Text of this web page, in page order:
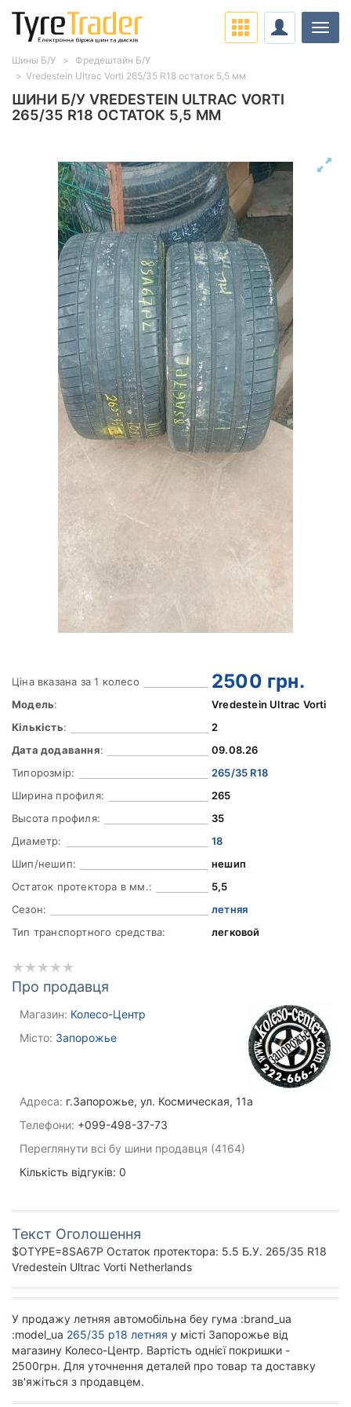
ШИНИ Б/У VREDESTEIN ULTRAC VORTI
265/35 R18 ОСТАТОК 5,5 ММ
Ціна вказана за 1 колесо 2500 грн.
Модель:
Vredestein Ultrac Vorti
Кількість:
2
Дата додавання:
09.08.26
Типорозмір:
265/35 R18
Ширина профиля:
265
Высота профиля:
35
Диаметр:
18
Шип/нешип:
нешип
Остаток протектора в мм.:
5,5
Сезон:
летняя
Тип транспортного средства:
легковой
Про продавця
Магазин: Колесо-Центр
Місто: Запорожье
Адреса: г.Запорожье, ул. Космическая, 11а
Телефони: +099-498-37-73
Переглянути всі бу шини продавця (4164)
Кількість відгуків: 0
Текст Оголошення
$OTYPE=8SA67P Остаток протектора: 5.5 Б.У. 265/35 R18
Vredestein Ultrac Vorti Netherlands
У продажу летняя автомобільна беу гума :brand_ua
:model_ua 265/35 р18 летняя у місті Запорожье від
магазину Колесо-Центр. Вартість однієї покришки -
2500грн. Для уточнення деталей про товар та доставку
зв'яжіться з продавцем.
Шины Б/У
Фредештайн Б/У
Vredestein Ultrac Vorti 265/35 R18 остаток 5,5 мм